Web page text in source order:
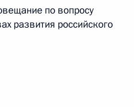
по вопросу
развития российского